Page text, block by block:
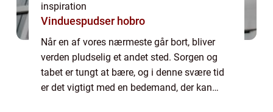
inspiration
Vinduespudser hobro
Når en af vores nærmeste går bort, bliver
verden pludselig et andet sted. Sorgen og
tabet er tungt at bære, og i denne svære tid
er det vigtigt med en bedemand, der kan